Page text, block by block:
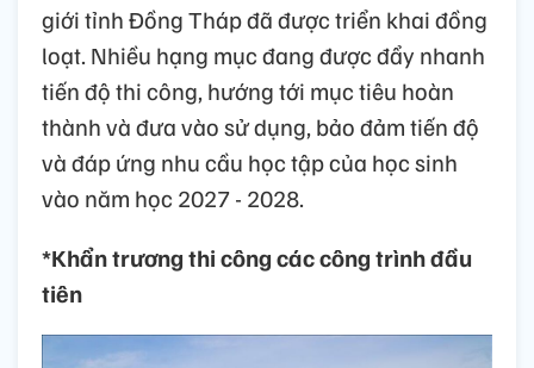
giới tỉnh Đồng Tháp đã được triển khai đồng
loạt. Nhiều hạng mục đang được đẩy nhanh
tiến độ thi công, hướng tới mục tiêu hoàn
thành và đưa vào sử dụng, bảo đảm tiến độ
và đáp ứng nhu cầu học tập của học sinh
vào năm học 2027 - 2028.
*Khẩn trương thi công các công trình đầu
tiên